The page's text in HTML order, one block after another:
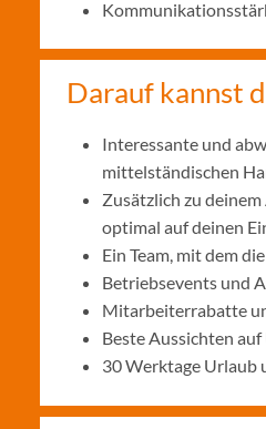
Darauf kannst
Interessante und
mittelständischen
Zusätzlich zu
optimal auf deinen
Ein Team, mit dem
Betriebsevents und
Mitarbeiterrabatte
Beste Aussichten
30 Werktage Urlaub